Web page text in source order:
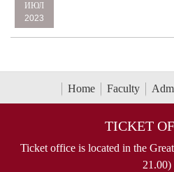
ИЮЛ
2023
Home Faculty
TICKET
Ticket office is located in the
21.00)